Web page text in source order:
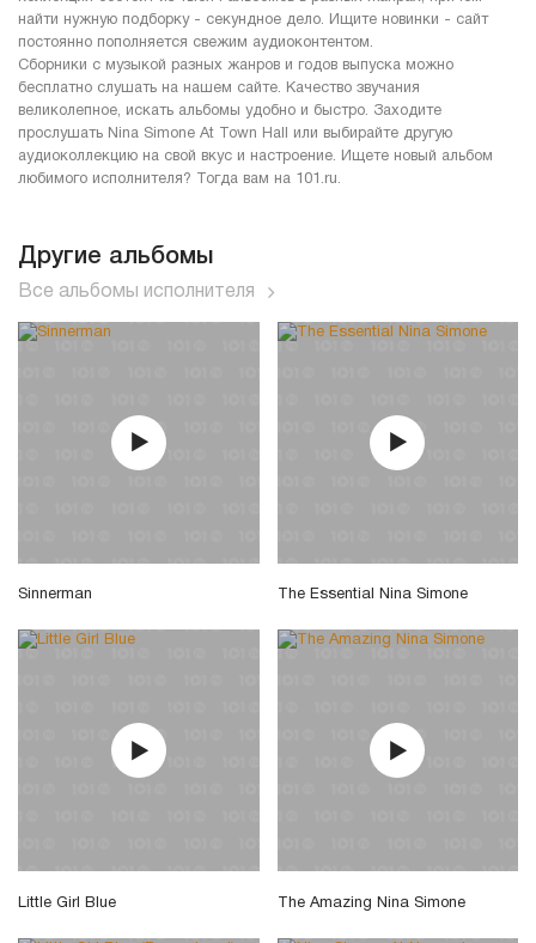
найти нужную подборку - секундное дело. Ищите новинки - сайт
постоянно пополняется свежим аудиоконтентом.
Сборники с музыкой разных жанров и годов выпуска можно
бесплатно слушать на нашем сайте. Качество звучания
великолепное, искать альбомы удобно и быстро. Заходите
прослушать Nina Simone At Town Hall или выбирайте другую
аудиоколлекцию на свой вкус и настроение. Ищете новый альбом
любимого исполнителя? Тогда вам на 101.ru.
Другие альбомы
Все альбомы исполнителя
Sinnerman The Essential Nina Simone
Little Girl Blue The Amazing Nina Simone